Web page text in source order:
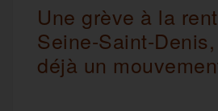
Une grève à la
Seine-Saint-Denis,
déjà un